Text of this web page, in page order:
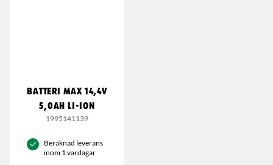
BATTERI MAX 14,4V
5,0AH LI-ION
1995141139
Beräknad leverans
inom 1 vardagar